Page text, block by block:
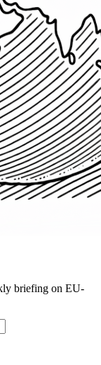
briefing on EU-